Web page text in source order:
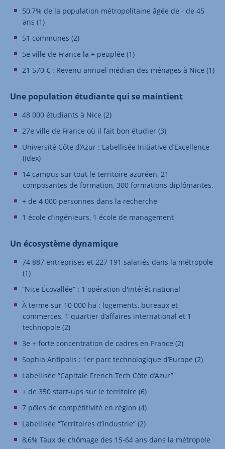
50,7% de la population métropolitaine âgée de - de 45
ans (1)
51 communes (2)
5e ville de France la + peuplée (1)
21 570 € : Revenu annuel médian des ménages à Nice (1)
Une population étudiante qui se maintient
48 000 étudiants à Nice (2)
27e ville de France où il fait bon étudier (3)
Université Côte d’Azur : Labellisée Initiative d’Excellence
(Idex)
14 campus sur tout le territoire azuréen, 21
composantes de formation, 300 formations diplômantes,
+ de 4 000 personnes dans la recherche
1 école d’ingénieurs, 1 école de management
Un écosystème dynamique
74 887 entreprises et 227 191 salariés dans la métropole
(1)
“Nice Écovallée” : 1 opération d'intérêt national
À terme sur 10 000 ha : logements, bureaux et
commerces, 1 quartier d’affaires international et 1
technopole (2)
3e + forte concentration de cadres en France (2)
Sophia Antipolis : 1er parc technologique d’Europe (2)
Labellisée “Capitale French Tech Côte d’Azur”
+ de 350 start-ups sur le territoire (6)
7 pôles de compétitivité en région (4)
Labellisée “Territoires d’Industrie” (2)
8,6% Taux de chômage des 15-64 ans dans la métropole